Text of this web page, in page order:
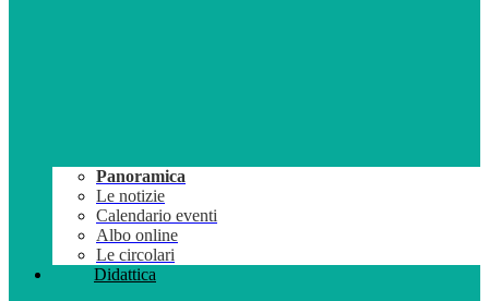
Panoramica
Le notizie
Calendario eventi
Albo online
Le circolari
Didattica